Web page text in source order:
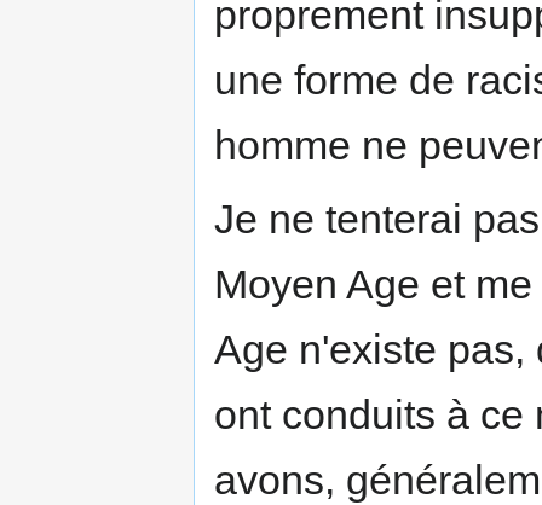
proprement
une forme de
homme ne
Je ne tenterai
Moyen Age et
Age n'existe pas,
ont conduits à ce
avons,